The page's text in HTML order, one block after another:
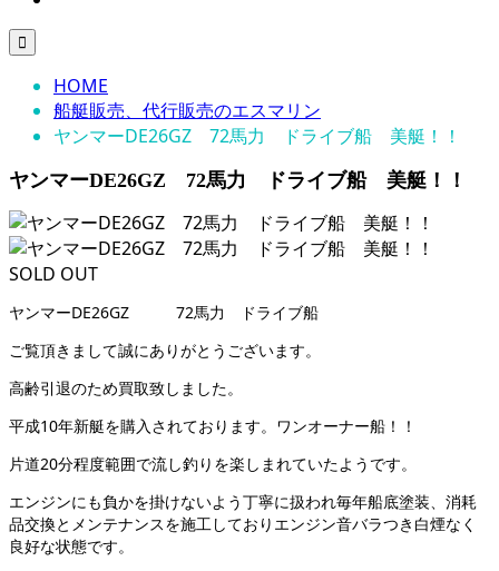

HOME
船艇販売、代行販売のエスマリン
ヤンマーDE26GZ 72馬力 ドライブ船 美艇！！
ヤンマーDE26GZ 72馬力 ドライブ船 美艇！！
SOLD OUT
ヤンマーDE26GZ 72馬力 ドライブ船
ご覧頂きまして誠にありがとうございます。
高齢引退のため買取致しました。
平成10年新艇を購入されております。ワンオーナー船！！
片道20分程度範囲で流し釣りを楽しまれていたようです。
エンジンにも負かを掛けないよう丁寧に扱われ毎年船底塗装、消耗
品交換とメンテナンスを施工しておりエンジン音バラつき白煙なく
良好な状態です。